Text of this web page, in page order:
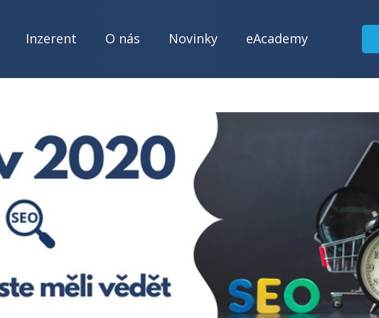
Inzerent O nás Novinky eAcademy